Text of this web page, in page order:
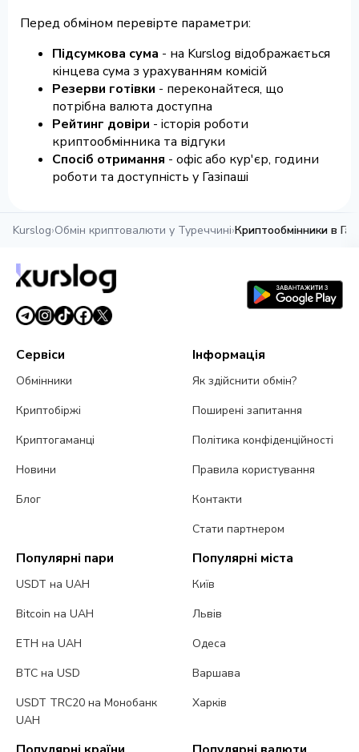
Перед обміном перевірте параметри:
Підсумкова сума - на Kurslog відображається
кінцева сума з урахуванням комісій
Резерви готівки - переконайтеся, що
потрібна валюта доступна
Рейтинг довіри - історія роботи
криптообмінника та відгуки
Спосіб отримання - офіс або кур'єр, години
роботи та доступність у Газіпаші
Kurslog›Обмін криптовалюти у Туреччині›Криптообмінники в
Сервіси
Обмінники
Криптобіржі
Криптогаманці
Новини
Блог
Інформація
Як здійснити обмін?
Поширені запитання
Політика конфіденційності
Правила користування
Контакти
Стати партнером
Популярні пари
USDT на UAH
Bitcoin на UAH
ETH на UAH
BTC на USD
USDT TRC20 на Монобанк
UAH
Популярні міста
Київ
Львів
Одеса
Варшава
Харків